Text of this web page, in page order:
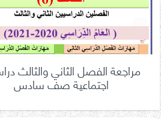
مراجعة الفصل الثاني والثالث
اجتماعية صف سادس